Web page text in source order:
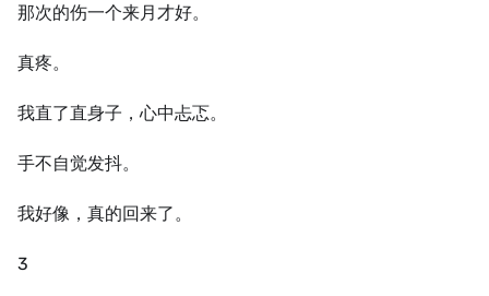
那次的伤一个来月才好。
真疼。
我直了直身子，心中忐忑。
手不自觉发抖。
我好像，真的回来了。
3